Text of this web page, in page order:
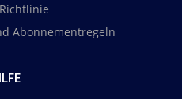
Abonnementregeln